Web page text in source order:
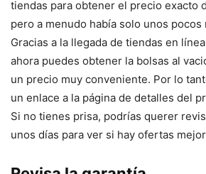
tiendas para obtener el precio exacto
pero a menudo había solo unos
Gracias a la llegada de tiendas en
ahora puedes obtener la bolsas al
un precio muy conveniente. Por lo
un enlace a la página de detalles del
Si no tienes prisa, podrías querer
unos días para ver si hay ofertas